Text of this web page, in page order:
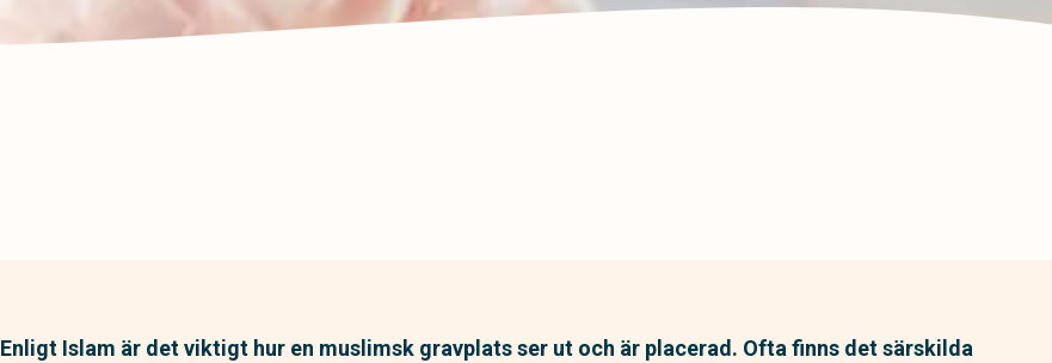
Enligt Islam är det viktigt hur en muslimsk gravplats ser ut och är placerad. Ofta finns det särskilda